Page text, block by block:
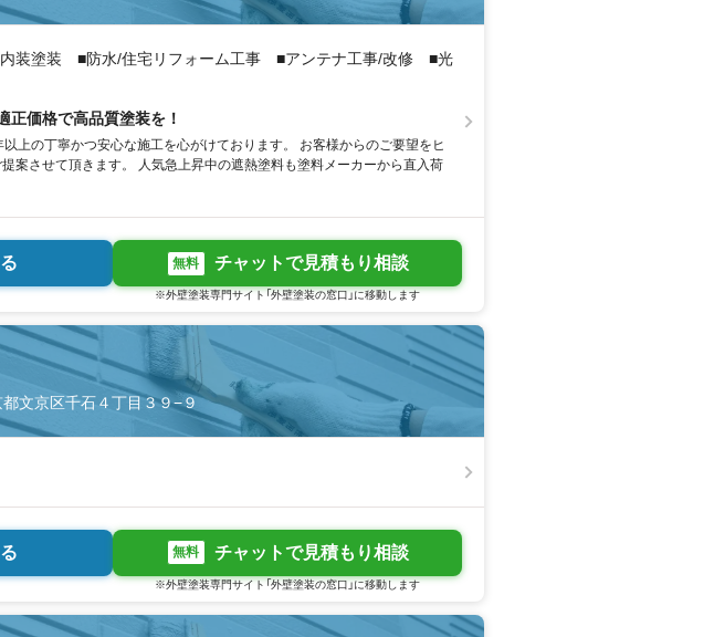
装塗装 ■防水/住宅リフォーム工事 ■アンテナ工事/改修 ■光
正価格で高品質塗装を！
上の丁寧かつ安心な施工を心がけております。 お客様からのご要望をヒ
案させて頂きます。 人気急上昇中の遮熱塗料も塗料メーカーから直入荷
無料 チャットで見積もり相談
※外壁塗装専門サイト「外壁塗装の窓口」に移動します
文京区千石４丁目３９−９
無料 チャットで見積もり相談
※外壁塗装専門サイト「外壁塗装の窓口」に移動します